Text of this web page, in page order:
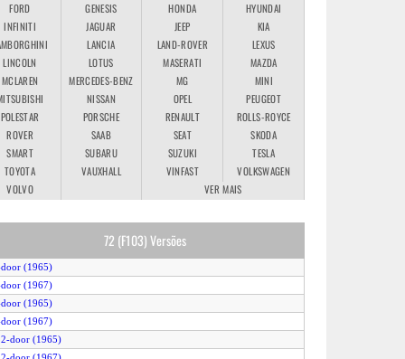
FORD
GENESIS HONDA
HYUNDAI
INFINITI
JAGUAR JEEP
KIA
LANCIA LAND-ROVER
LEXUS
LINCOLN
LOTUS MASERATI
MAZDA
MCLAREN
MERCEDES-BENZ MG
MINI
NISSAN OPEL
PEUGEOT
POLESTAR
PORSCHE RENAULT
ROLLS-ROYCE
ROVER
SAAB SEAT
SKODA
SMART
SUBARU SUZUKI
TESLA
TOYOTA
VAUXHALL VINFAST
VOLKSWAGEN
VOLVO
VER MAIS
72 (F103) Versões
(1965)
(1967)
(1965)
(1967)
door (1965)